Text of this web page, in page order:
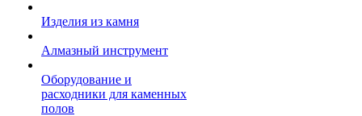
Изделия из камня
Алмазный инструмент
Оборудование и
расходники для каменных
полов